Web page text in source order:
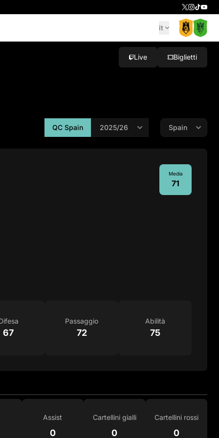
it
Live Biglietti
QC Spain
Media
71
67
Passaggio
72
Abilità
75
Assist
0
Cartellini gialli
0
Cartellini rossi
0